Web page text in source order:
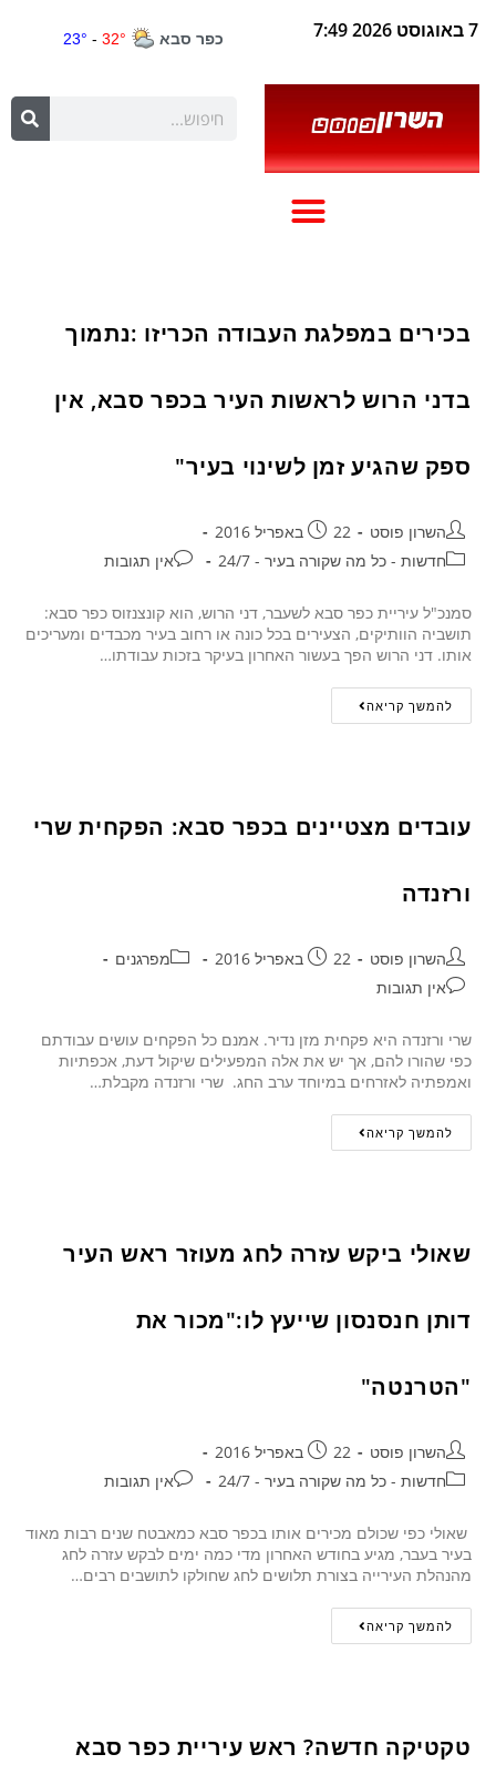
7 באוגוסט 2026 7:49
בכירים במפלגת העבודה הכריזו :נתמוך
בדני הרוש לראשות העיר בכפר סבא, אין
ספק שהגיע זמן לשינוי בעיר"
השרון פוסט
22 באפריל 2016
חדשות - כל מה שקורה בעיר - 24/7
אין תגובות
סמנכ"ל עיריית כפר סבא לשעבר, דני הרוש, הוא קונצנזוס כפר סבא:
תושביה הוותיקים, הצעירים בכל כונה או רחוב בעיר מכבדים ומעריכים
אותו. דני הרוש הפך בעשור האחרון בעיקר בזכות עבודתו…
להמשך קריאה
עובדים מצטיינים בכפר סבא: הפקחית שרי
ורזנדה
השרון פוסט 22 באפריל 2016
מפרגנים
אין תגובות
שרי ורזנדה היא פקחית מזן נדיר. אמנם כל הפקחים עושים עבודתם
כפי שהורו להם, אך יש את אלה המפעילים שיקול דעת, אכפתיות
ואמפתיה לאזרחים במיוחד ערב החג. שרי ורזנדה מקבלת…
להמשך קריאה
שאולי ביקש עזרה לחג מעוזר ראש העיר
דותן חנסנסון שייעץ לו:"מכור את
"הטרנטה"
השרון פוסט
22 באפריל 2016
חדשות - כל מה שקורה בעיר - 24/7
אין תגובות
שאולי כפי שכולם מכירים אותו בכפר סבא כמאבטח שנים רבות מאוד
בעיר בעבר, מגיע בחודש האחרון מדי כמה ימים לבקש עזרה לחג
מהנהלת העירייה בצורת תלושים לחג שחולקו לתושבים רבים…
להמשך קריאה
טקטיקה חדשה? ראש עיריית כפר סבא